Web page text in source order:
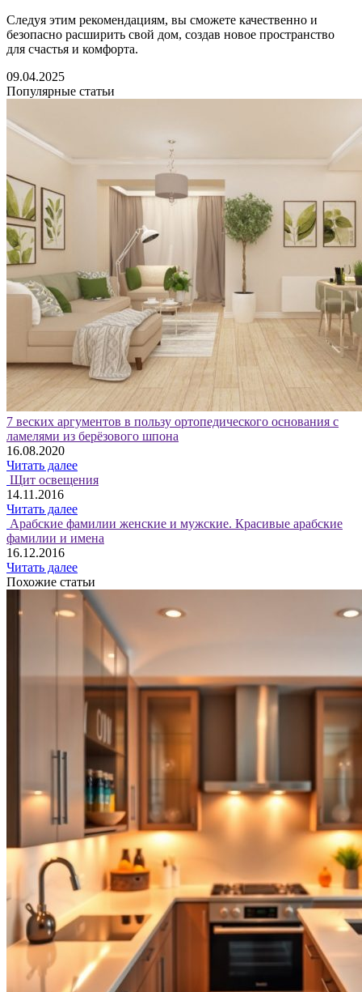
Следуя этим рекомендациям, вы сможете качественно и
безопасно расширить свой дом, создав новое пространство
для счастья и комфорта.
09.04.2025
Популярные статьи
7 веских аргументов в пользу ортопедического основания с
ламелями из берёзового шпона
16.08.2020
Читать далее
Щит освещения
14.11.2016
Читать далее
Арабские фамилии женские и мужские. Красивые арабские
фамилии и имена
16.12.2016
Читать далее
Похожие статьи